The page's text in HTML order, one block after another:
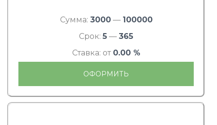
Сумма: 3000— 100000
Срок: 5 — 365
Ставка: от 0.00 %
ОФОРМИТЬ